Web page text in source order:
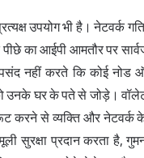
उपयोग भी है। नेटवर्क
का आईपी आमतौर पर
नहीं करते कि कोई नोड
उनके घर के पते से जोड़े।
करने से व्यक्ति और नेटवर्क
सुरक्षा प्रदान करता है,